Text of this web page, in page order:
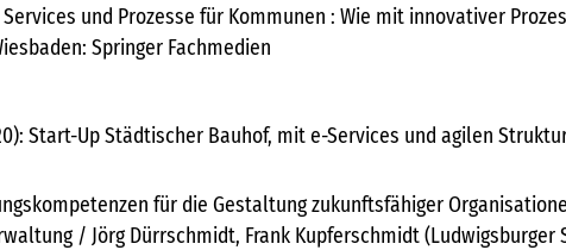
und Prozesse für Kommunen : Wie mit innovativer
Springer Fachmedien
Start-Up Städtischer Bauhof, mit e-Services und agilen
für die Gestaltung zukunftsfähiger
/ Jörg Dürrschmidt, Frank Kupferschmidt